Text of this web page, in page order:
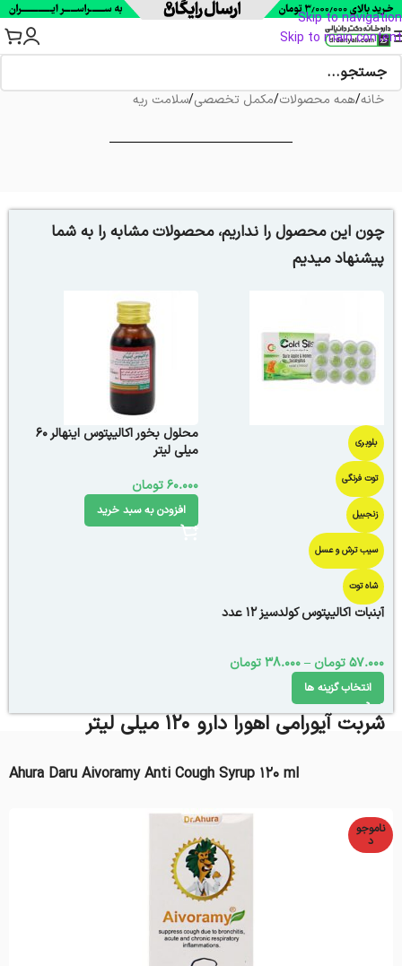
Skip to navigation
Skip to main content
خانه/همه محصولات/مکمل تخصصی/سلامت ریه
چون این محصول را نداریم، محصولات مشابه را به شما
پیشنهاد میدیم
بلوبری
توت فرنگی
زنجبیل
سیب ترش و عسل
شاه توت
آبنبات اکالیپتوس کولدسیز 12 عدد
57.000تومان –
38.000تومان
انتخاب گزینه ها
محلول بخور اکالیپتوس اینهالر 60
میلی لیتر
60.000تومان
افزودن به سبد خرید
شربت آیورامی اهورا دارو 120 میلی لیتر
Ahura Daru Aivoramy Anti Cough Syrup 120 ml
ناموجو
د